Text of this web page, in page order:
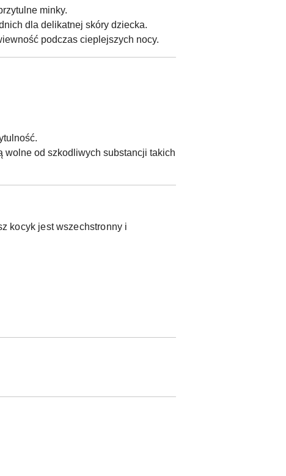
minky.
dla delikatnej skóry dziecka.
podczas cieplejszych nocy.
wolne od szkodliwych substancji takich
kocyk jest wszechstronny i